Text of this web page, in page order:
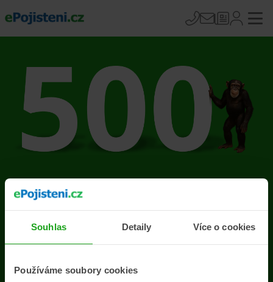
Souhlas Detaily Více o cookies
Používáme soubory cookies
Na stránce se vyskytla
chyba